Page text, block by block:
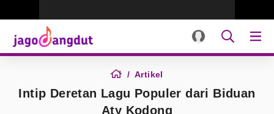
Artikel
Intip Deretan Lagu Populer dari Biduan
Aty Kodong